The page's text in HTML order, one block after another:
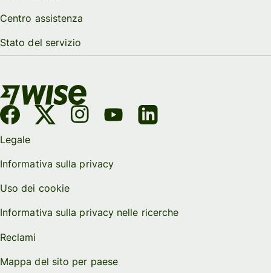
Centro assistenza
Stato del servizio
Legale
Informativa sulla privacy
Uso dei cookie
Informativa sulla privacy nelle ricerche
Reclami
Mappa del sito per paese